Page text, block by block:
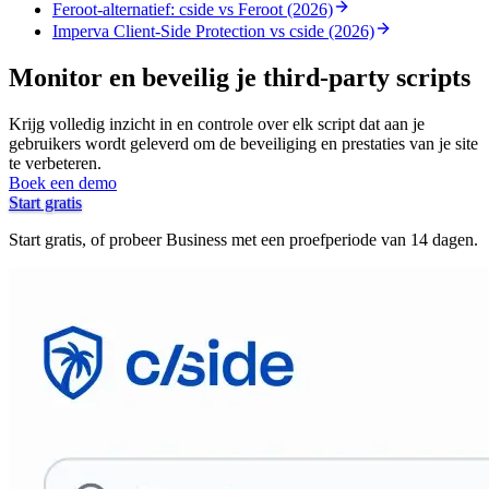
Feroot-alternatief: cside vs Feroot (2026)
Imperva Client-Side Protection vs cside (2026)
Monitor en beveilig je third-party scripts
Krijg volledig inzicht in en controle over elk script dat aan je
gebruikers wordt geleverd om de beveiliging en prestaties van je site
te verbeteren.
Boek een demo
Start gratis
Start gratis, of probeer Business met een proefperiode van 14 dagen.